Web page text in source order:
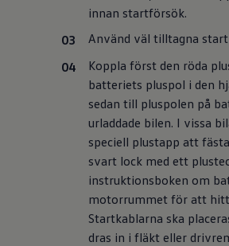
innan startförsök.
Använd väl tilltagna
Koppla först den röda
batteriets pluspol i den
sedan till pluspolen på
urladdade bilen. I vissa
speciell plustapp att
svart lock med ett
instruktionsboken om
motorrummet för att
Startkablarna ska
dras in i fläkt eller